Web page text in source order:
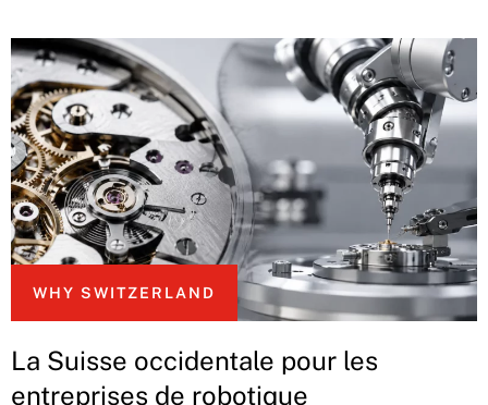
WHY SWITZERLAND
La Suisse occidentale pour les
entreprises de robotique